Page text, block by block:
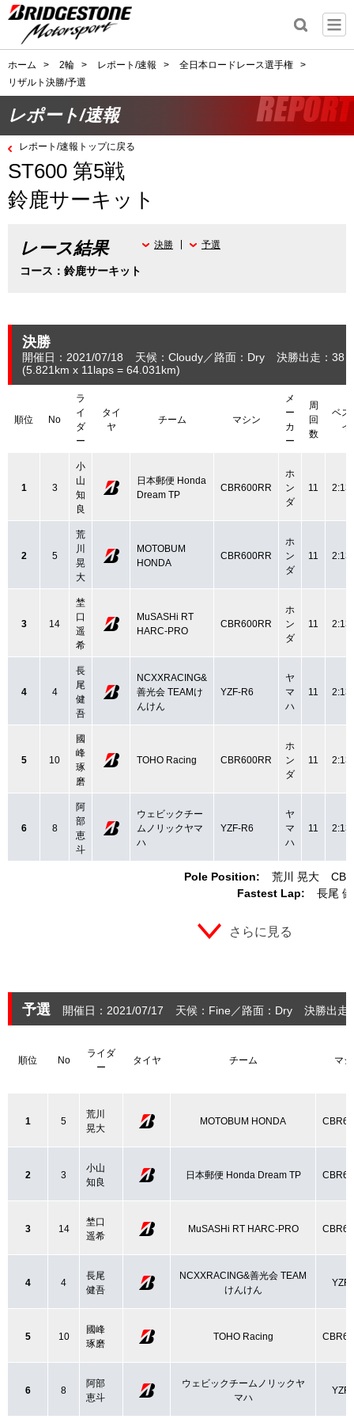
ホーム > 2輪 > レポート/速報 > 全日本ロードレース選手権
>
リザルト決勝/予選
レポート/速報
レポート/速報トップに戻る
ST600 第5戦
鈴鹿サーキット
レース結果
コース：鈴鹿サーキット
決勝 予選
決勝
開催日：2021/07/18 天候：Cloudy 路面：Dry
決勝出走：38
(5.821 km x 11laps = 64.031 km)
順位 No
ラ
イ
ダ
ー
タイ
ヤ
チーム マシン
メ
ー
カ
ー
周
回
数
ベス
イ
Pole Position: 荒川 晃大
Fastest Lap:
長尾
1 3
小
山
知
良
日本郵便 Honda
Dream TP
CBR600RR
ホ
ン
ダ
11
2 5
荒
川
晃
大
MOTOBUM
HONDA
CBR600RR
ホ
ン
ダ
11
3 14
埜
口
遥
希
MuSASHi RT
HARC-PRO
CBR600RR
ホ
ン
ダ
11
4 4
長
尾
健
吾
NCXXRACING&
善光会 TEAMけ
んけん
YZF-R6
ヤ
マ
ハ
11
5 10
國
峰
琢
磨
TOHO Racing CBR600RR
ホ
ン
ダ
11
6 8
阿
部
恵
斗
ウェビックチー
ムノリックヤマ
ハ
YZF-R6
ヤ
マ
ハ
11
さらに見る
予選 開催日：2021/07/17 天候：Fine 路面：Dry 決勝出走
順位 No
ライダ
ー
タイヤ チーム マ
1 5
荒川
晃大
MOTOBUM HONDA
2 3
小山
知良
日本郵便 Honda Dream TP
3 14
埜口
遥希
MuSASHi RT HARC-PRO
4 4
長尾
健吾
NCXXRACING&善光会 TEAM
けんけん
5 10
國峰
琢磨
TOHO Racing
6 8
阿部
恵斗
ウェビックチームノリックヤ
マハ